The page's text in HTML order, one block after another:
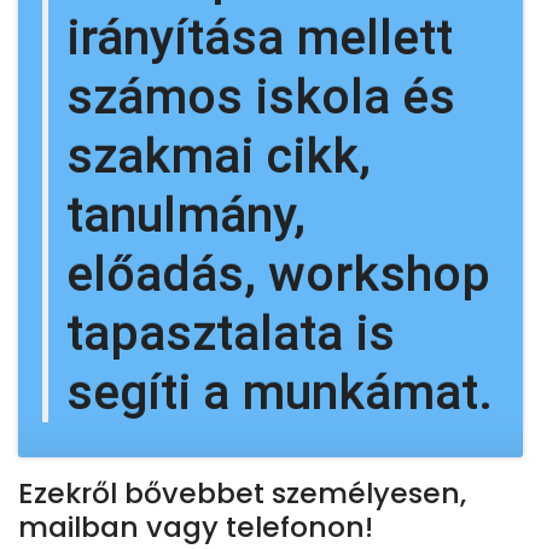
irányítása mellett
számos iskola és
szakmai cikk,
tanulmány,
előadás, workshop
tapasztalata is
segíti a munkámat.
Ezekről bővebbet személyesen,
mailban vagy telefonon!